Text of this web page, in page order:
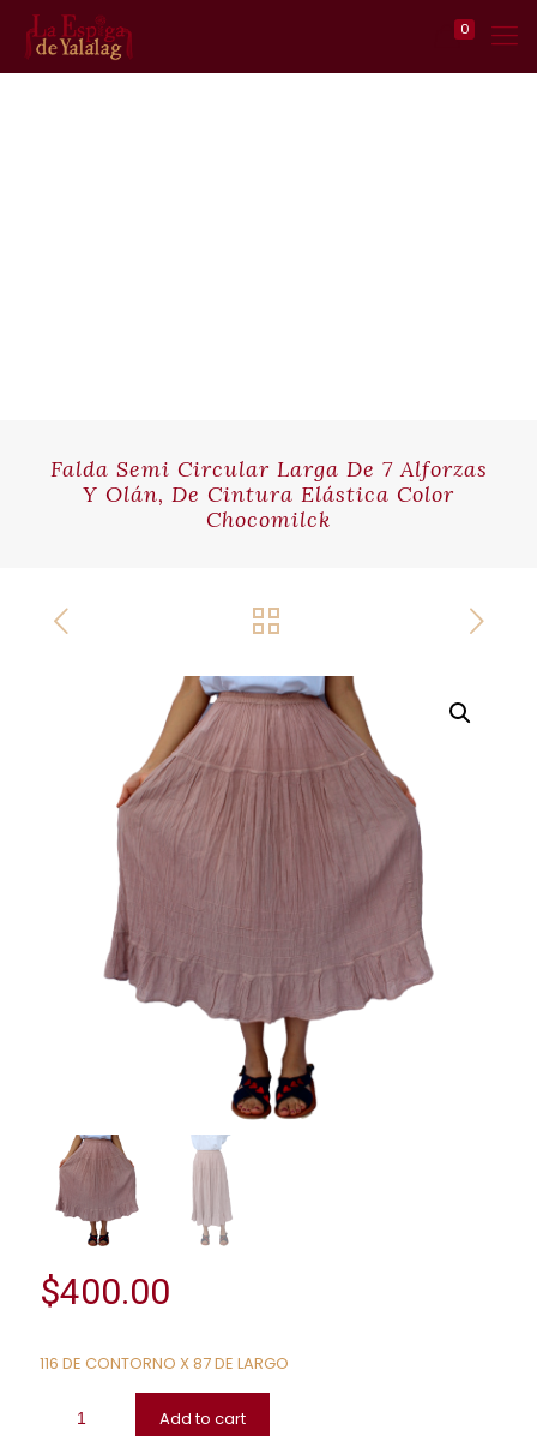
0
Falda Semi Circular Larga De 7 Alforzas
Y Olán, De Cintura Elástica Color
Chocomilck
$400.00
116 DE CONTORNO X 87 DE LARGO
Add to cart